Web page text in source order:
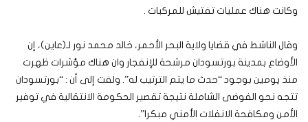
وكانت هناك عمليات تفتيش للمركبات .
وقال الناشط في قضايا ولاية البحر الأحمر، خالد محمد نور لـ(عاين)، إن
الأوضاع بمدينة بورتسودان مرشحة للإنفجار وان هناك مؤشرات ظهرت
منذ يومين بوجود “حدث ما يتم الترتيب له”. ولفت إلى أن : “بورتسودان
تتجه نحو الفوضى الشاملة نتيجة تقصير الحكومة الانتقالية في توفير
الأمن ومكافحة الانفلات الأمني مبكرا”.